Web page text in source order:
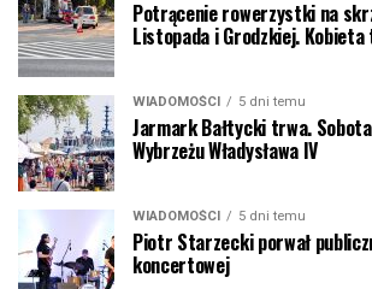
Potrącenie rowerzystki na
Listopada i Grodzkiej.
WIADOMOŚCI 5 dni temu
Jarmark Bałtycki trwa.
Wybrzeżu Władysława IV
WIADOMOŚCI 5 dni temu
Piotr Starzecki porwał
koncertowej